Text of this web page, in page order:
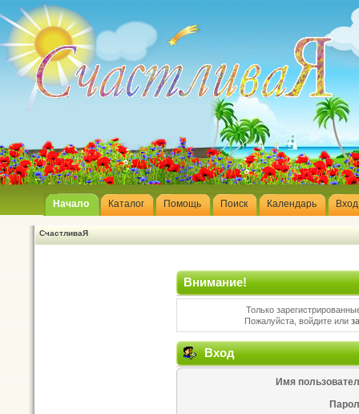
Начало Каталог Помощь Поиск Календарь Вход
СчастливаЯ
Внимание!
Только
Пожалуйста, войдите или
Вход
Имя